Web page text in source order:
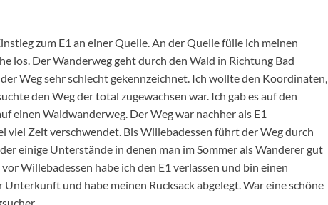
zum E1 an einer Quelle. An der Quelle fülle ich meinen
los. Der Wanderweg geht durch den Wald in Richtung Bad
Weg sehr schlecht gekennzeichnet. Ich wollte den Koordinaten,
den Weg der total zugewachsen war. Ich gab es auf den
einen Waldwanderweg. Der Weg war nachher als E1
viel Zeit verschwendet. Bis Willebadessen führt der Weg durch
einige Unterstände in denen man im Sommer als Wanderer gut
Willebadessen habe ich den E1 verlassen und bin einen
und habe meinen Rucksack abgelegt. War eine schöne